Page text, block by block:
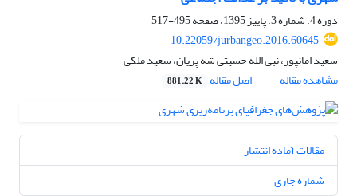
دوره 4، شماره 3، پاییز 1395، صفحه
495-517
10.22059/jurbangeo.2016.60645
سعید امانپور، نبی الله حسیتی شه پریان، سعید ملکی
مشاهده مقاله
اصل مقاله 881.22 K
مقالات آماده انتشار
شماره جاری